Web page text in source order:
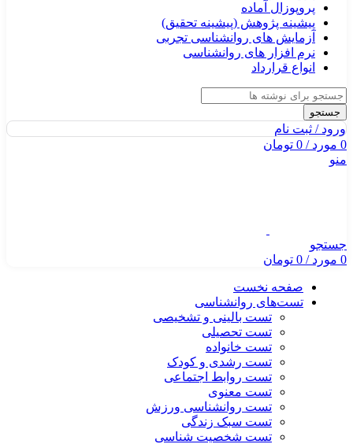
پروپوزال آماده
پیشینه پژوهش (پیشینه تحقیق)
آزمایش های روانشناسی تجربی
نرم افزار های روانشناسی
انواع قرارداد
جستجو
ورود / ثبت نام
0 مورد/
0 تومان
منو
جستجو
0 مورد/
0 تومان
صفحه نخست
تست‌های روانشناسی
تست بالینی و تشخیصی
تست تحصیلی
تست خانواده
تست رشدی و کودک
تست روابط اجتماعی
تست معنوی
تست روانشناسی ورزش
تست سبک زندگی
تست شخصیت شناسی